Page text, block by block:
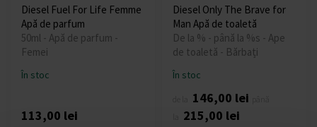
Diesel Fuel For Life Femme
Apă de parfum
50ml - Apă de parfum -
Femei
În stoc
113,00 lei
Diesel Only The Brave for
Man Apă de toaletă
De la % - până la %s - Ape
de toaletă - Bărbați
În stoc
146,00 lei
215,00 lei